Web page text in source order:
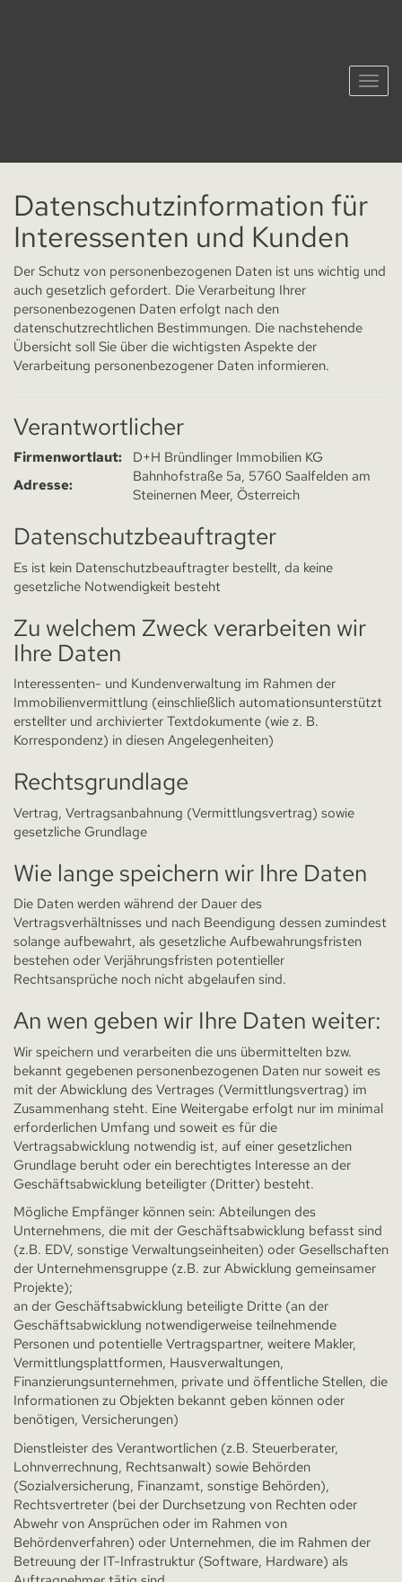
Datenschutzinformation für
Interessenten und Kunden
Der Schutz von personenbezogenen Daten ist uns wichtig und
auch gesetzlich gefordert. Die Verarbeitung Ihrer
personenbezogenen Daten erfolgt nach den
datenschutzrechtlichen Bestimmungen. Die nachstehende
Übersicht soll Sie über die wichtigsten Aspekte der
Verarbeitung personenbezogener Daten informieren.
Verantwortlicher
Firmenwortlaut:
D+H Bründlinger Immobilien KG
Adresse:
Bahnhofstraße 5a, 5760 Saalfelden am
Steinernen Meer, Österreich
Datenschutzbeauftragter
Es ist kein Datenschutzbeauftragter bestellt, da keine
gesetzliche Notwendigkeit besteht
Zu welchem Zweck verarbeiten wir
Ihre Daten
Interessenten- und Kundenverwaltung im Rahmen der
Immobilienvermittlung (einschließlich automationsunterstützt
erstellter und archivierter Textdokumente (wie z. B.
Korrespondenz) in diesen Angelegenheiten)
Rechtsgrundlage
Vertrag, Vertragsanbahnung (Vermittlungsvertrag) sowie
gesetzliche Grundlage
Wie lange speichern wir Ihre Daten
Die Daten werden während der Dauer des
Vertragsverhältnisses und nach Beendigung dessen zumindest
solange aufbewahrt, als gesetzliche Aufbewahrungsfristen
bestehen oder Verjährungsfristen potentieller
Rechtsansprüche noch nicht abgelaufen sind.
An wen geben wir Ihre Daten weiter:
Wir speichern und verarbeiten die uns übermittelten bzw.
bekannt gegebenen personenbezogenen Daten nur soweit es
mit der Abwicklung des Vertrages (Vermittlungsvertrag) im
Zusammenhang steht. Eine Weitergabe erfolgt nur im minimal
erforderlichen Umfang und soweit es für die
Vertragsabwicklung notwendig ist, auf einer gesetzlichen
Grundlage beruht oder ein berechtigtes Interesse an der
Geschäftsabwicklung beteiligter (Dritter) besteht.
Mögliche Empfänger können sein: Abteilungen des
Unternehmens, die mit der Geschäftsabwicklung befasst sind
(z.B. EDV, sonstige Verwaltungseinheiten) oder Gesellschaften
der Unternehmensgruppe (z.B. zur Abwicklung gemeinsamer
Projekte);
an der Geschäftsabwicklung beteiligte Dritte (an der
Geschäftsabwicklung notwendigerweise teilnehmende
Personen und potentielle Vertragspartner, weitere Makler,
Vermittlungsplattformen, Hausverwaltungen,
Finanzierungsunternehmen, private und öffentliche Stellen, die
Informationen zu Objekten bekannt geben können oder
benötigen, Versicherungen)
Dienstleister des Verantwortlichen (z.B. Steuerberater,
Lohnverrechnung, Rechtsanwalt) sowie Behörden
(Sozialversicherung, Finanzamt, sonstige Behörden),
Rechtsvertreter (bei der Durchsetzung von Rechten oder
Abwehr von Ansprüchen oder im Rahmen von
Behördenverfahren) oder Unternehmen, die im Rahmen der
Betreuung der IT-Infrastruktur (Software, Hardware) als